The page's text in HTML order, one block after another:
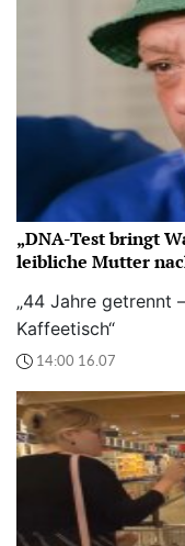
„DNA-Test bringt
leibliche Mutter
„44 Jahre getrennt
Kaffeetisch“
14:00 16.07